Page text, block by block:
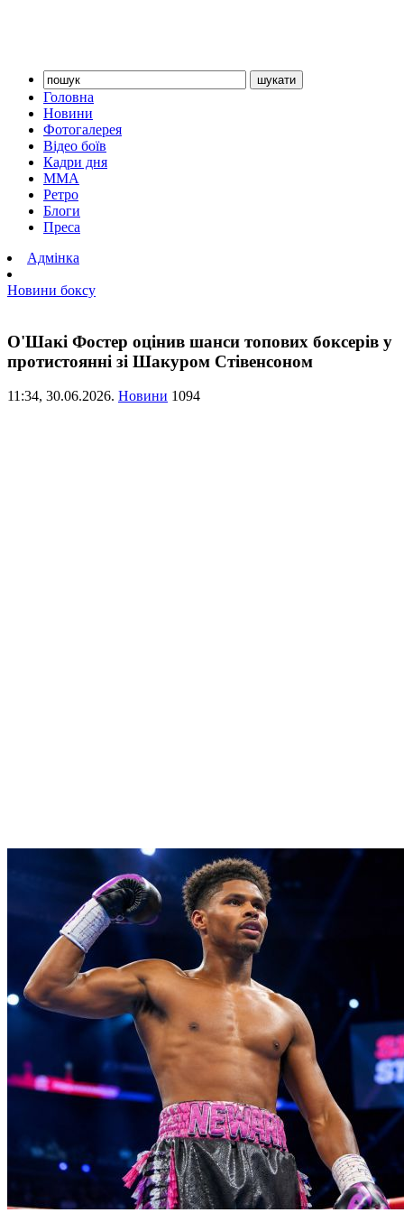
Головна
Новини
Фотогалерея
Відео боїв
Кадри дня
ММА
Ретро
Блоги
Преса
Адмінка
Новини боксу
О'Шакі Фостер оцінив шанси топових боксерів у
протистоянні зі Шакуром Стівенсоном
11:34, 30.06.2026. Новини 1094